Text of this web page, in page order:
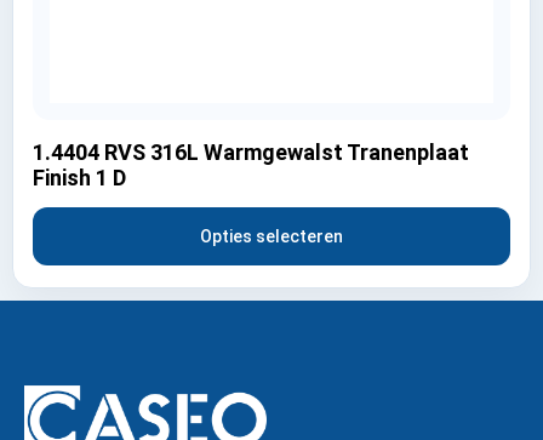
1.4404 RVS 316L Warmgewalst Tranenplaat
Finish 1 D
Opties selecteren